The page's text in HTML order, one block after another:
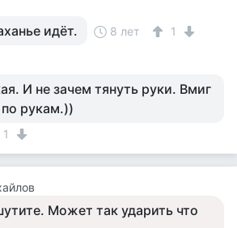
идёт. 8 лет 1
И не зачем тянуть руки. Вмиг
рукам.))
1
Может так ударить что